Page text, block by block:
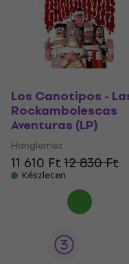
Los Canotipos -
Rockambolescas
Aventuras (LP)
Hanglemez
11 610 Ft12 830 Ft
Készleten